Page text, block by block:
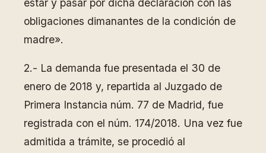
estar y pasar por dicha declaración con las
obligaciones dimanantes de la condición de
madre».
2.- La demanda fue presentada el 30 de
enero de 2018 y, repartida al Juzgado de
Primera Instancia núm. 77 de Madrid, fue
registrada con el núm. 174/2018. Una vez fue
admitida a trámite, se procedió al